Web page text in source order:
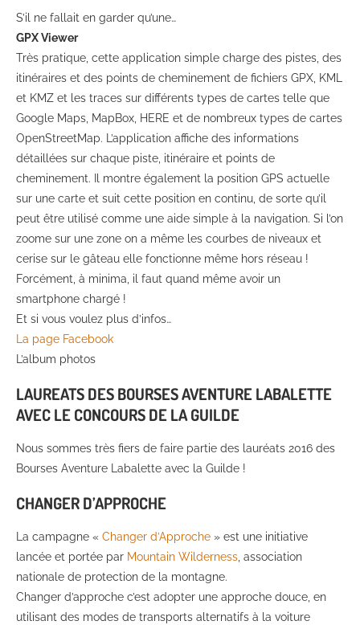
S’il ne fallait en garder qu’une…
GPX Viewer
Très pratique, cette application simple charge des pistes, des
itinéraires et des points de cheminement de fichiers GPX, KML
et KMZ et les traces sur différents types de cartes telle que
Google Maps, MapBox, HERE et de nombreux types de cartes
OpenStreetMap. L’application affiche des informations
détaillées sur chaque piste, itinéraire et points de
cheminement. Il montre également la position GPS actuelle
sur une carte et suit cette position en continu, de sorte qu’il
peut être utilisé comme une aide simple à la navigation. Si l’on
zoome sur une zone on a même les courbes de niveaux et
cerise sur le gâteau elle fonctionne même hors réseau !
Forcément, à minima, il faut quand même avoir un
smartphone chargé !
Et si vous voulez plus d’infos…
La page Facebook
L’album photos
LAUREATS DES BOURSES AVENTURE LABALETTE
AVEC LE CONCOURS DE LA GUILDE
Nous sommes très fiers de faire partie des lauréats 2016 des
Bourses Aventure Labalette avec la Guilde !
CHANGER D’APPROCHE
La campagne « Changer d’Approche » est une initiative
lancée et portée par Mountain Wilderness, association
nationale de protection de la montagne.
Changer d’approche c’est adopter une approche douce, en
utilisant des modes de transports alternatifs à la voiture